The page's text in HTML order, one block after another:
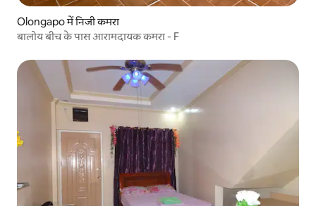
Olongapo में निजी कमरा
बालोय बीच के पास आरामदायक कमरा - F